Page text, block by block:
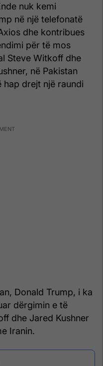
nuk kemi
në një telefonatë
dhe kontribues
për të mos
Steve Witkoff dhe
në Pakistan
hap drejt një raundi
Donald Trump, i ka
dërgimin e të
dhe Jared Kushner
Iranin.